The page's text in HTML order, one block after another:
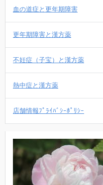
血の道症と更年期障害
更年期障害と漢方薬
不妊症（子宝）と漢方薬
熱中症と漢方薬
店舗情報ﾌﾟﾗｲﾊﾞｼｰﾎﾟﾘｼｰ